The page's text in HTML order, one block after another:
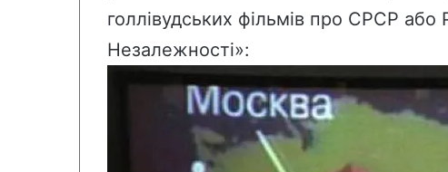
голлівудських фільмів про СРСР або
Незалежності»: